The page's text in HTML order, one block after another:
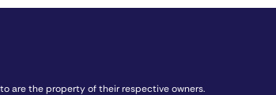
are the property of their respective owners.